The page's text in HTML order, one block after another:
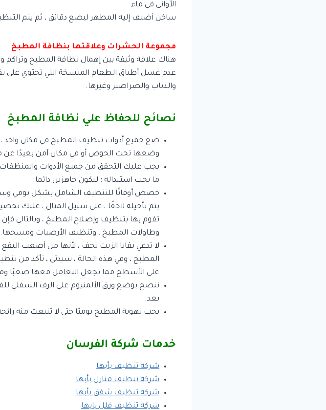
الأواني في ماء
ساخن أضيف إليه المطهر لبضع دقائق ، ثم يتم
مجموعة الحشرات وعلاقتها بنظافة المطبخ
هناك علاقة وثيقة بين إهمال نظافة المطبخ وتراكم
عدم غسل أطباق الطعام المتسخة التي تحتوي على
والذباب والصراصير وغيرها.
نصائح للحفاظ علي نظافة المطبخ
ضع جميع أدوات تنظيف المطبخ في مكان واحد
وضعها تحت الحوض أو في مكان آمن بعيدًا عن
يجب عليك التحقق من جميع الأدوات
ما يجب استبداله ؛ لنكون جاهزين دائما.
خصص أوقاتًا للتنظيف الشامل بشكل يومي
يتم تأجيله لاحقًا ، على سبيل المثال ، عليك
تقوم بها بتنظيف وإصلاح المطبخ ، وبالتالي
وطاولات المطبخ ، وتنظيف الأرضيات ومسحها.
لا تدعي بقايا الزيت تجف ، لأنها من أصعب
المطبخ ، وفي هذه الحالة ، سيدتي ، تأكد من
على الأسطح مما يجعل التعامل معها صعبًا
ننصح بوضع ورق الألمنيوم على الرف السفلي
بعد.
يجب تهوية المطبخ يوميًا حتى لا تنبعث منه
خدمات شركة الفرسان
شركة تنظيف بأبها
شركة تنظيف منازل بأبها
شركة تنظيف شقق بأبها
شركة تنظيف فلل بابها